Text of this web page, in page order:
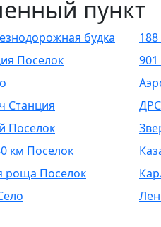
пункт
будка
Поселок
Станция
Поселок
км Поселок
роща Поселок